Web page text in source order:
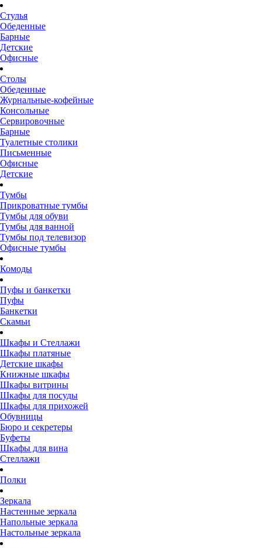
Стулья
Обеденные
Барные
Детские
Офисные
Столы
Обеденные
Журнальные-кофейные
Консольные
Сервировочные
Барные
Туалетные столики
Письменные
Офисные
Детские
Тумбы
Прикроватные тумбы
Тумбы для обуви
Тумбы для ванной
Тумбы под телевизор
Офисные тумбы
Комоды
Пуфы и банкетки
Пуфы
Банкетки
Скамьи
Шкафы и Стеллажи
Шкафы платяные
Детские шкафы
Книжные шкафы
Шкафы витрины
Шкафы для посуды
Шкафы для прихожей
Обувницы
Бюро и секретеры
Буфеты
Шкафы для вина
Стеллажи
Полки
Зеркала
Настенные зеркала
Напольные зеркала
Настольные зеркала